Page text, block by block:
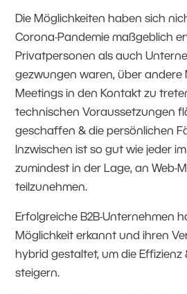
Die Möglichkeiten haben sich
Corona-Pandemie maßgeblich
Privatpersonen als auch
gezwungen waren, über andere
Meetings in den Kontakt zu
technischen Voraussetzungen
geschaffen & die persönlichen
Inzwischen ist so gut wie jeder
zumindest in der Lage, an Web-
teilzunehmen.
Erfolgreiche B2B-Unternehmen
Möglichkeit erkannt und ihren
hybrid gestaltet, um die
steigern.